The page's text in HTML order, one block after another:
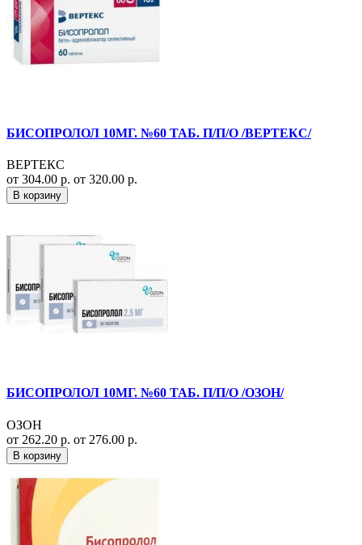
БИСОПРОЛОЛ 10МГ. №60 ТАБ. П/П/О /ВЕРТЕКС/
ВЕРТЕКС
от 304.00 р. от 320.00 р.
В корзину
БИСОПРОЛОЛ 10МГ. №60 ТАБ. П/П/О /ОЗОН/
ОЗОН
от 262.20 р. от 276.00 р.
В корзину